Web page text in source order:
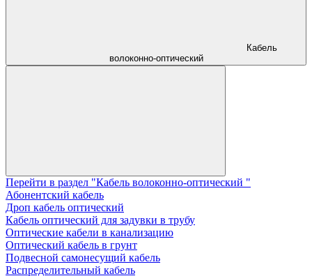
Кабель
волоконно-оптический
Перейти в раздел "Кабель волоконно-оптический "
Абонентский кабель
Дроп кабель оптический
Кабель оптический для задувки в трубу
Оптические кабели в канализацию
Оптический кабель в грунт
Подвесной самонесущий кабель
Распределительный кабель